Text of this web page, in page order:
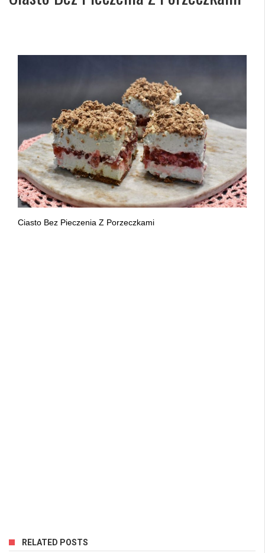
Ciasto Bez Pieczenia Z Porzeczkami
RELATED POSTS